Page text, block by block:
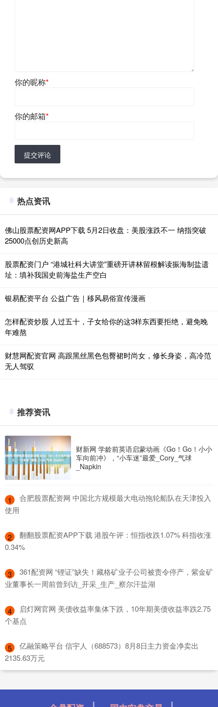
你的昵称*
你的邮箱*
提交评论
热点资讯
佛山股票配资网APP下载 5月2日收盘：美股涨跌不一 纳指突破
25000点创历史新高
股票配资门户 “港城社科大讲堂”重磅开讲林留根解读振海制盐遗
址：填补我国史前海盐生产空白
银易配资平台 公益广告｜移风易俗宣传漫画
怎样配资炒股 人过五十，子女给你的这3样东西要拒绝，避免晚
年难熬
财慧网配资官网 高跟黑丝黑色包臀裙时尚女，修长身姿，高冷范
无人驾驭
推荐资讯
财新网 学龄前英语启蒙动画《Go！Go！小小
车向前冲》，“小车迷”最爱_Cory_气球
_Napkin
1
​合肥股票配资网 中国北方规模最大电动拖轮船队在天津投入
使用
2
​翻翻股票配资APP下载 港股午评：恒指收跌1.07% 科指收涨
0.34%
3
​361配资网 “锂证”缺失！藏格矿业子公司被责令停产，紫金矿
业董事长一周前曾到访_开采_生产_察尔汗盐湖
4
​启灯网官网 美债收益率集体下跌，10年期美债收益率跌2.75
个基点
5
​亿融策略平台 信宇人（688573）8月8日主力资金净卖出
2135.63万元